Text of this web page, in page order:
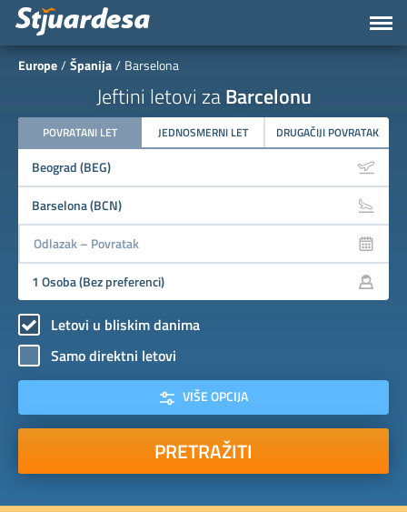
Europe Španija Barselona
Jeftini letovi zaBarcelonu
POVRATANI LET JEDNOSMERNI LET DRUGAČIJI POVRATAK
Letovi u bliskim danima
Samo direktni letovi
VIŠE OPCIJA
PRETRAŽITI